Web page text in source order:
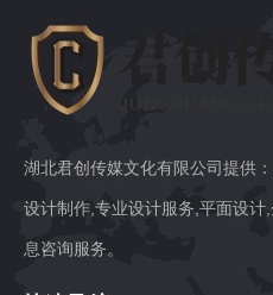
湖北君创传媒文化有限公司提供
设计制作,专业设计服务,平面设
息咨询服务。